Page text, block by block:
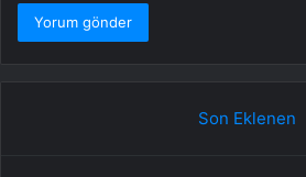
Son Eklenen